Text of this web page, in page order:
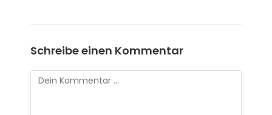
Schreibe einen Kommentar